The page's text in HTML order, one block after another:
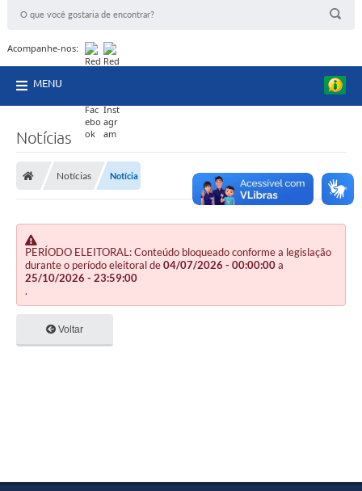
Acompanhe-nos:
MENU
Notícias
Notícias Notícia
PERÍODO ELEITORAL: Conteúdo bloqueado conforme a legislação
durante o período eleitoral de04/07/2026 - 00:00:00a
25/10/2026 - 23:59:00
.
Voltar